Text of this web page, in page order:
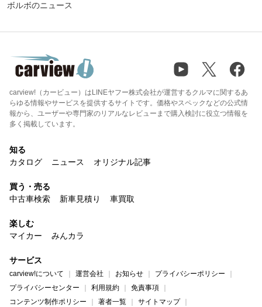
ボルボのニュース
carview!（カービュー）はLINEヤフー株式会社が運営するクルマに関するあ
らゆる情報やサービスを提供するサイトです。価格やスペックなどの公式情
報から、ユーザーや専門家のリアルなレビューまで購入検討に役立つ情報を
多く掲載しています。
知る
カタログ
ニュース オリジナル記事
買う・売る
中古車検索
新車見積り 車買取
楽しむ
マイカー
みんカラ
サービス
carview!について 運営会社 お知らせ
プライバシーポリシー
プライバシーセンター
利用規約
免責事項
コンテンツ制作ポリシー
著者一覧
サイトマップ